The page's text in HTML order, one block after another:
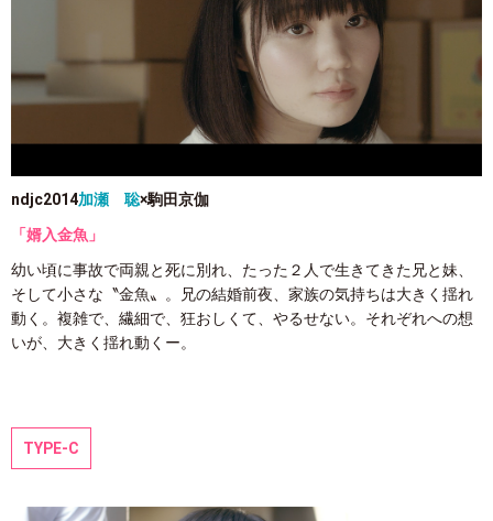
ndjc2014加瀬 聡×駒田京伽
「婿入金魚」
幼い頃に事故で両親と死に別れ、たった２人で生きてきた兄と妹、
そして小さな〝金魚〟。兄の結婚前夜、家族の気持ちは大きく揺れ
動く。複雑で、繊細で、狂おしくて、やるせない。それぞれへの想
いが、大きく揺れ動くー。
TYPE-C